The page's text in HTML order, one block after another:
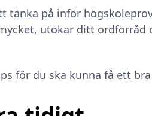
tänka på inför
utökar ditt ordförråd
för du ska kunna få ett